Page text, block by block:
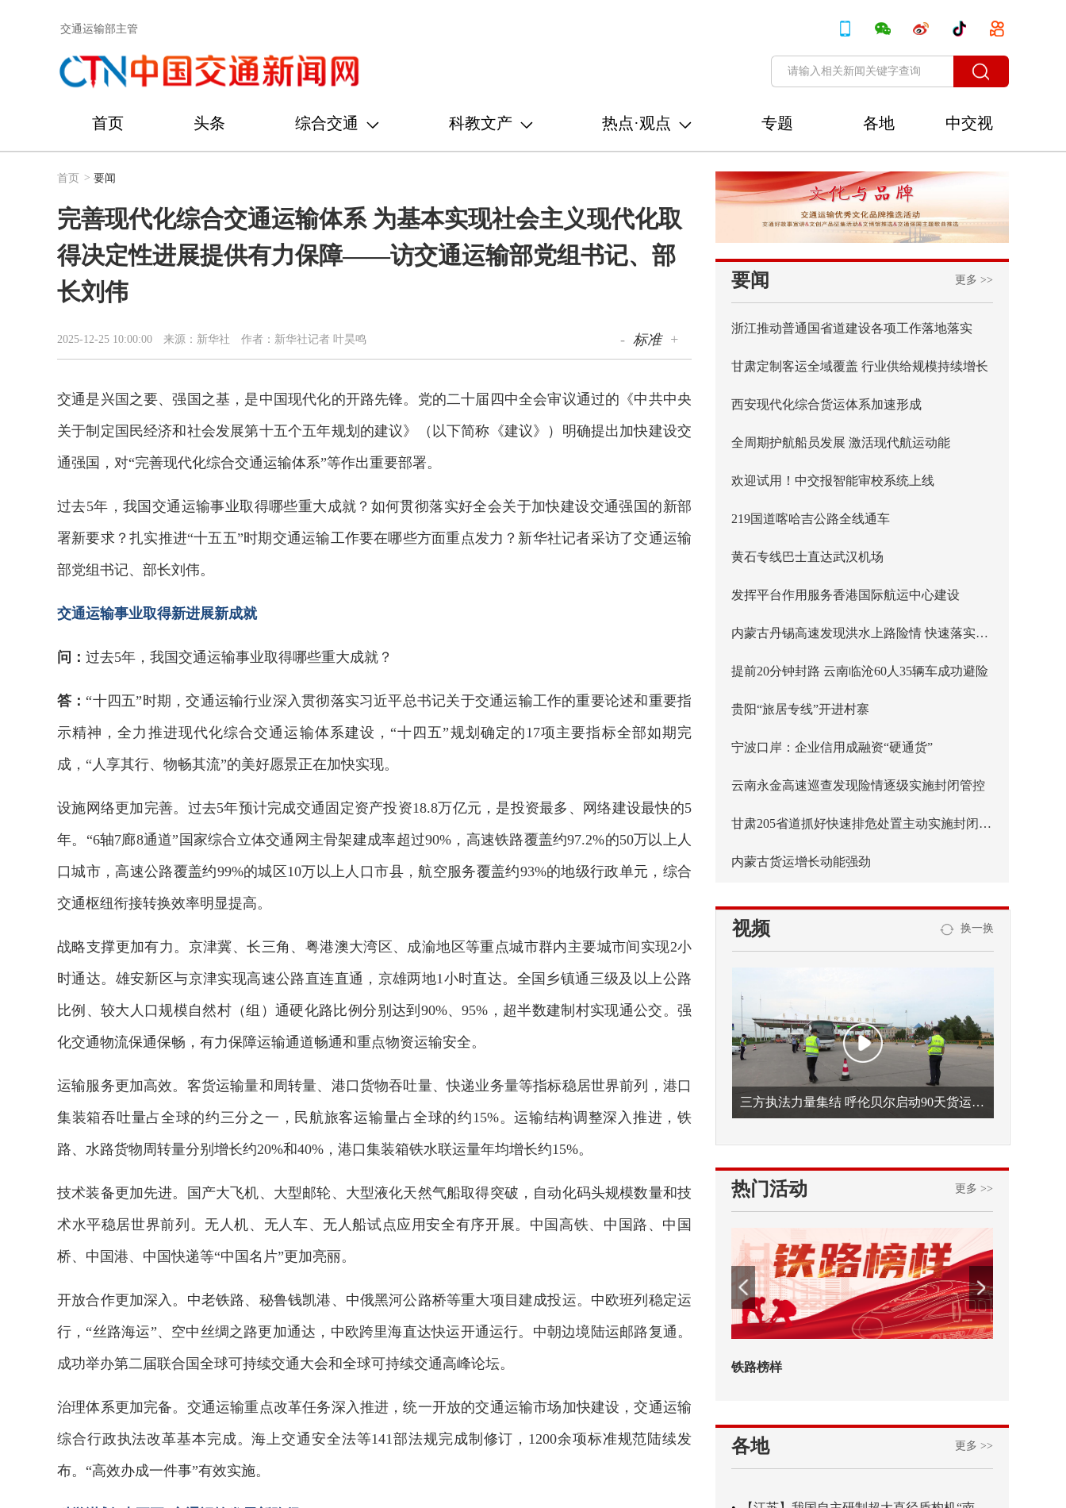
交通运输部主管
首页 头条 综合交通 科教文产 热点·观点 专题 各地
中交视
讯
首页 > 要闻
完善现代化综合交通运输体系 为基本实现社会主义现代化取
得决定性进展提供有力保障——访交通运输部党组书记、部
长刘伟
2025-12-25 10:00:00 来源：新华社 作者：新华社记者 叶昊鸣 - 标准 +
交通是兴国之要、强国之基，是中国现代化的开路先锋。党的二十届四中全会审议通过的《中共中央
关于制定国民经济和社会发展第十五个五年规划的建议》（以下简称《建议》）明确提出加快建设交
通强国，对“完善现代化综合交通运输体系”等作出重要部署。
过去5年，我国交通运输事业取得哪些重大成就？如何贯彻落实好全会关于加快建设交通强国的新部
署新要求？扎实推进“十五五”时期交通运输工作要在哪些方面重点发力？新华社记者采访了交通运输
部党组书记、部长刘伟。
交通运输事业取得新进展新成就
问： 过去5年，我国交通运输事业取得哪些重大成就？
答： “十四五”时期，交通运输行业深入贯彻落实习近平总书记关于交通运输工作的重要论述和重要指
示精神，全力推进现代化综合交通运输体系建设，“十四五”规划确定的17项主要指标全部如期完
成，“人享其行、物畅其流”的美好愿景正在加快实现。
设施网络更加完善。过去5年预计完成交通固定资产投资18.8万亿元，是投资最多、网络建设最快的5
年。“6轴7廊8通道”国家综合立体交通网主骨架建成率超过90%，高速铁路覆盖约97.2%的50万以上人
口城市，高速公路覆盖约99%的城区10万以上人口市县，航空服务覆盖约93%的地级行政单元，综合
交通枢纽衔接转换效率明显提高。
战略支撑更加有力。京津冀、长三角、粤港澳大湾区、成渝地区等重点城市群内主要城市间实现2小
时通达。雄安新区与京津实现高速公路直连直通，京雄两地1小时直达。全国乡镇通三级及以上公路
比例、较大人口规模自然村（组）通硬化路比例分别达到90%、95%，超半数建制村实现通公交。强
化交通物流保通保畅，有力保障运输通道畅通和重点物资运输安全。
运输服务更加高效。客货运输量和周转量、港口货物吞吐量、快递业务量等指标稳居世界前列，港口
集装箱吞吐量占全球的约三分之一，民航旅客运输量占全球的约15%。运输结构调整深入推进，铁
路、水路货物周转量分别增长约20%和40%，港口集装箱铁水联运量年均增长约15%。
技术装备更加先进。国产大飞机、大型邮轮、大型液化天然气船取得突破，自动化码头规模数量和技
术水平稳居世界前列。无人机、无人车、无人船试点应用安全有序开展。中国高铁、中国路、中国
桥、中国港、中国快递等“中国名片”更加亮丽。
开放合作更加深入。中老铁路、秘鲁钱凯港、中俄黑河公路桥等重大项目建成投运。中欧班列稳定运
行，“丝路海运”、空中丝绸之路更加通达，中欧跨里海直达快运开通运行。中朝边境陆运邮路复通。
成功举办第二届联合国全球可持续交通大会和全球可持续交通高峰论坛。
治理体系更加完备。交通运输重点改革任务深入推进，统一开放的交通运输市场加快建设，交通运输
综合行政执法改革基本完成。海上交通安全法等141部法规完成制修订，1200余项标准规范陆续发
布。“高效办成一件事”有效实施。
要闻 更多 >>
浙江推动普通国省道建设各项工作落地落实
甘肃定制客运全域覆盖 行业供给规模持续增长
西安现代化综合货运体系加速形成
全周期护航船员发展 激活现代航运动能
欢迎试用！中交报智能审校系统上线
219国道喀哈吉公路全线通车
黄石专线巴士直达武汉机场
发挥平台作用服务香港国际航运中心建设
内蒙古丹锡高速发现洪水上路险情 快速落实主线封闭管控
提前20分钟封路 云南临沧60人35辆车成功避险
贵阳“旅居专线”开进村寨
宁波口岸：企业信用成融资“硬通货”
云南永金高速巡查发现险情逐级实施封闭管控
甘肃205省道抓好快速排危处置主动实施封闭管控
内蒙古货运增长动能强劲
视频 换一换
三方执法力量集结 呼伦贝尔启动90天货运车辆违法专项整治
热门活动 更多 >>
欢迎试用！中交报智能审校系统上线 铁路榜样 2026年中国航海日论坛
各地 更多 >>